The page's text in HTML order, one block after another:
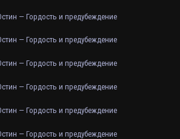
— Гордость и предубеждение
— Гордость и предубеждение
— Гордость и предубеждение
— Гордость и предубеждение
— Гордость и предубеждение
— Гордость и предубеждение